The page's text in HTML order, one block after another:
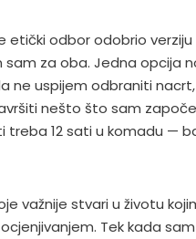
odbor odobrio verziju
za oba. Jedna opcija
ne uspijem odbraniti
nešto što sam
treba 12 sati u komadu —
važnije stvari u životu
Tek kada